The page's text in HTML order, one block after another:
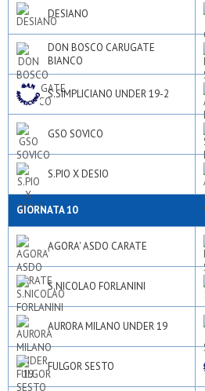
DESIANO
DON BOSCO CARUGATE
BIANCO
S.SIMPLICIANO UNDER 19-2
GSO SOVICO
S.PIO X DESIO
GIORNATA 10
AGORA' ASDO CARATE
S.NICOLAO FORLANINI
AURORA MILANO UNDER 19
FULGOR SESTO